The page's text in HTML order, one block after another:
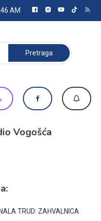
AM
Pretraga:
Vogošća
TRUD: ZAHVALNICA